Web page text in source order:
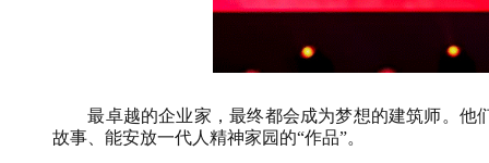
最卓越的企业家，最终都会成为梦想的建筑师。
故事、能安放一代人精神家园的“作品”。